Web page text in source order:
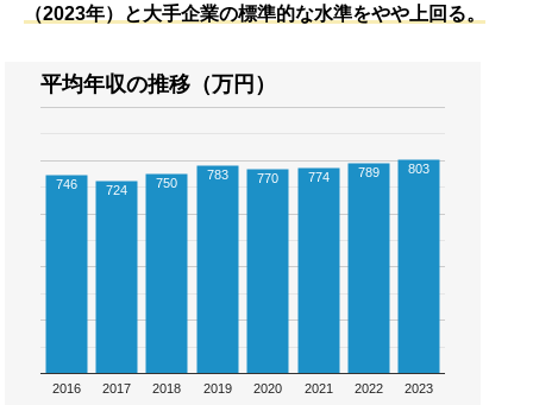
（2023年）と大手企業の標準的な水準をやや上回る。
平均年収の推移（万円）
2016 2017 2018 2019 2020 2021 2022 2023
746 724 750
783 770 774 789 803